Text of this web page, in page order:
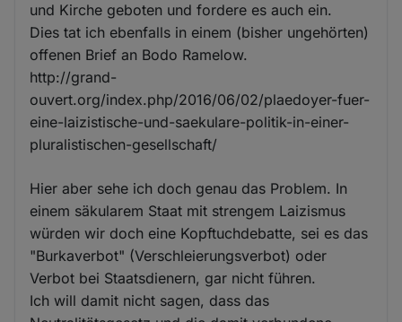
und Kirche geboten und fordere es auch ein.
Dies tat ich ebenfalls in einem (bisher ungehörten)
offenen Brief an Bodo Ramelow.
http://grand-
ouvert.org/index.php/2016/06/02/plaedoyer-fuer-
eine-laizistische-und-saekulare-politik-in-einer-
pluralistischen-gesellschaft/
Hier aber sehe ich doch genau das Problem. In
einem säkularem Staat mit strengem Laizismus
würden wir doch eine Kopftuchdebatte, sei es das
"Burkaverbot" (Verschleierungsverbot) oder
Verbot bei Staatsdienern, gar nicht führen.
Ich will damit nicht sagen, dass das